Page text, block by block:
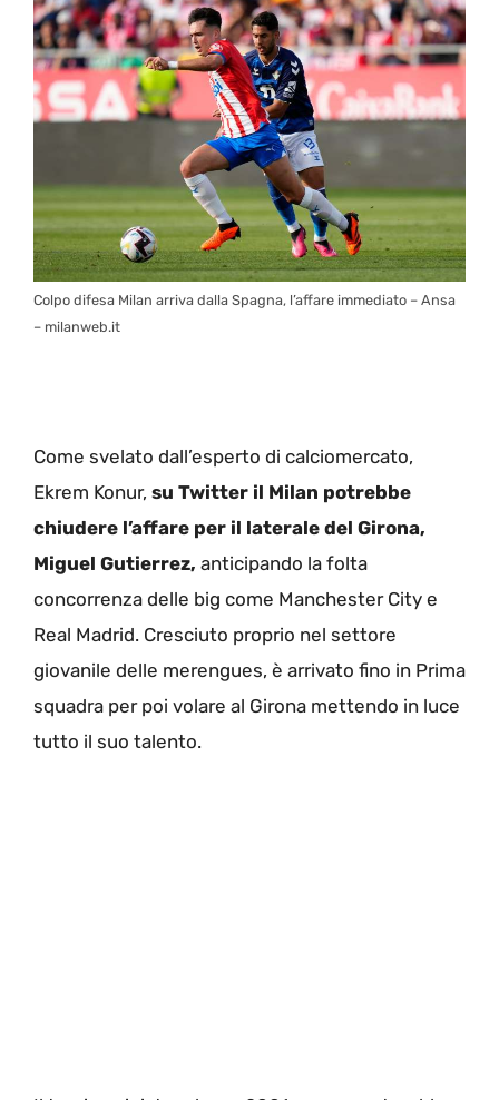
Colpo difesa Milan arriva dalla Spagna, l’affare immediato – Ansa
– milanweb.it
Come svelato dall’esperto di calciomercato,
Ekrem Konur, su Twitter il Milan potrebbe
chiudere l’affare per il laterale del Girona,
Miguel Gutierrez, anticipando la folta
concorrenza delle big come Manchester City e
Real Madrid. Cresciuto proprio nel settore
giovanile delle merengues, è arrivato fino in Prima
squadra per poi volare al Girona mettendo in luce
tutto il suo talento.